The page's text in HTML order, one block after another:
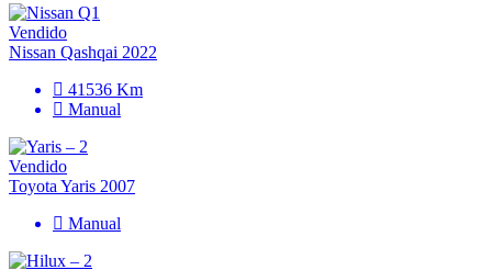
Vendido
Nissan Qashqai 2022
41536 Km
Manual
Vendido
Toyota Yaris 2007
Manual